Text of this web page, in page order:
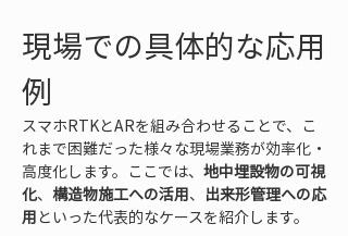
現場での具体的な応用
例
スマホRTKとARを組み合わせることで、こ
れまで困難だった様々な現場業務が効率化・
高度化します。ここでは、 地中埋設物の可視
化、 構造物施工への活用、 出来形管理への応
用 といった代表的なケースを紹介します。